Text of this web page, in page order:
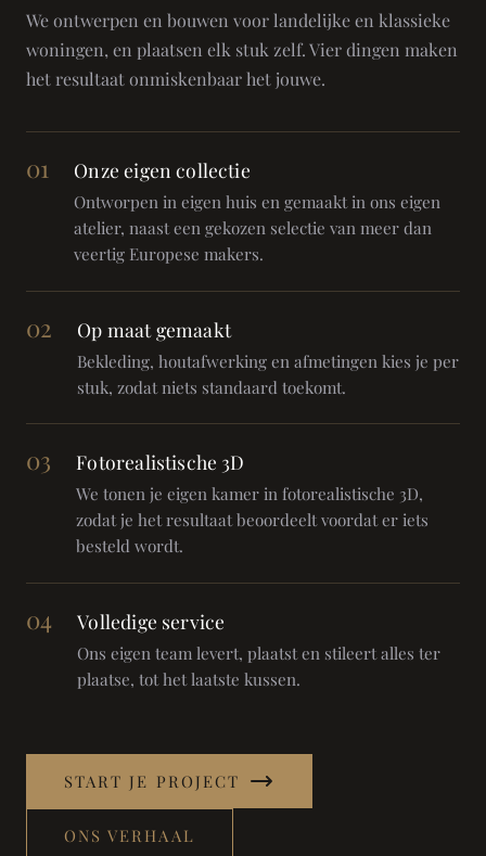
We ontwerpen en bouwen voor landelijke en klassieke
woningen, en plaatsen elk stuk zelf. Vier dingen maken
het resultaat onmiskenbaar het jouwe.
01 Onze eigen collectie
Ontworpen in eigen huis en gemaakt in ons eigen
atelier, naast een gekozen selectie van meer dan
veertig Europese makers.
02 Op maat gemaakt
Bekleding, houtafwerking en afmetingen kies je per
stuk, zodat niets standaard toekomt.
03 Fotorealistische 3D
We tonen je eigen kamer in fotorealistische 3D,
zodat je het resultaat beoordeelt voordat er iets
besteld wordt.
04 Volledige service
Ons eigen team levert, plaatst en stileert alles ter
plaatse, tot het laatste kussen.
START JE PROJECT
ONS VERHAAL